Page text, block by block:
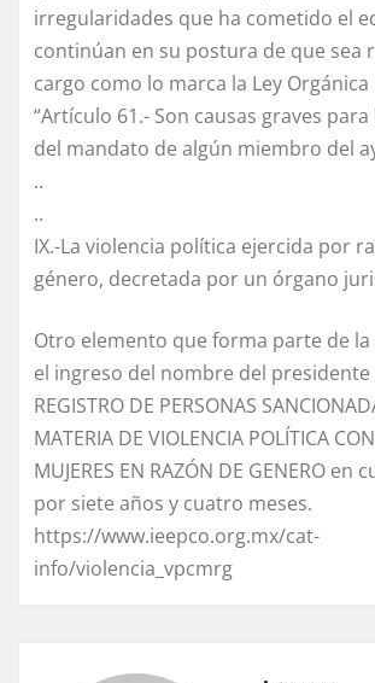
irregularidades que ha cometido el
continúan en su postura de que sea
cargo como lo marca la Ley
“Artículo 61.- Son causas graves
del mandato de algún miembro del
..
..
IX.-La violencia política ejercida por
género, decretada por un órgano
Otro elemento que forma parte de la
el ingreso del nombre del presidente
REGISTRO DE PERSONAS
MATERIA DE VIOLENCIA POLÍTICA
MUJERES EN RAZÓN DE GENERO en
por siete años y cuatro meses.
https://www.ieepco.org.mx/cat-
info/violencia_vpcmrg